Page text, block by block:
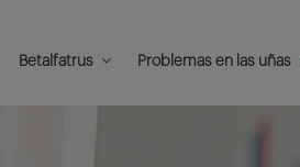
Betalfatrus Problemas en las uñas